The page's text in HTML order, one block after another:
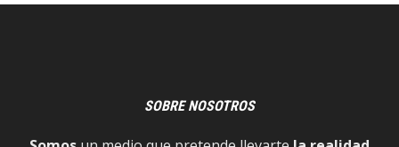
SOBRE NOSOTROS